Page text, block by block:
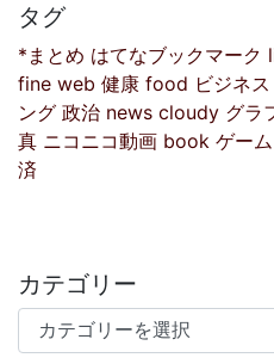
タグ
*まとめ はてなブックマーク
fine web 健康 food ビジネス
ング 政治 news cloudy グラ
真 ニコニコ動画 book ゲーム
済
カテゴリー
カテゴリー